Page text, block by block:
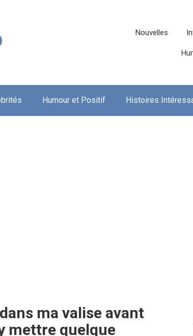
Nouvelles
Humour et Positif Histoires
ma valise avant
mettre quelque